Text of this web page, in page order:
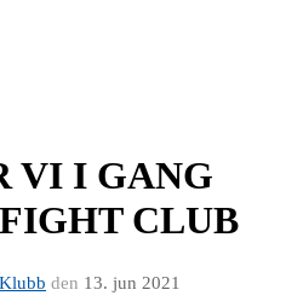
VI I GANG
CLUB
den 13. jun 2021